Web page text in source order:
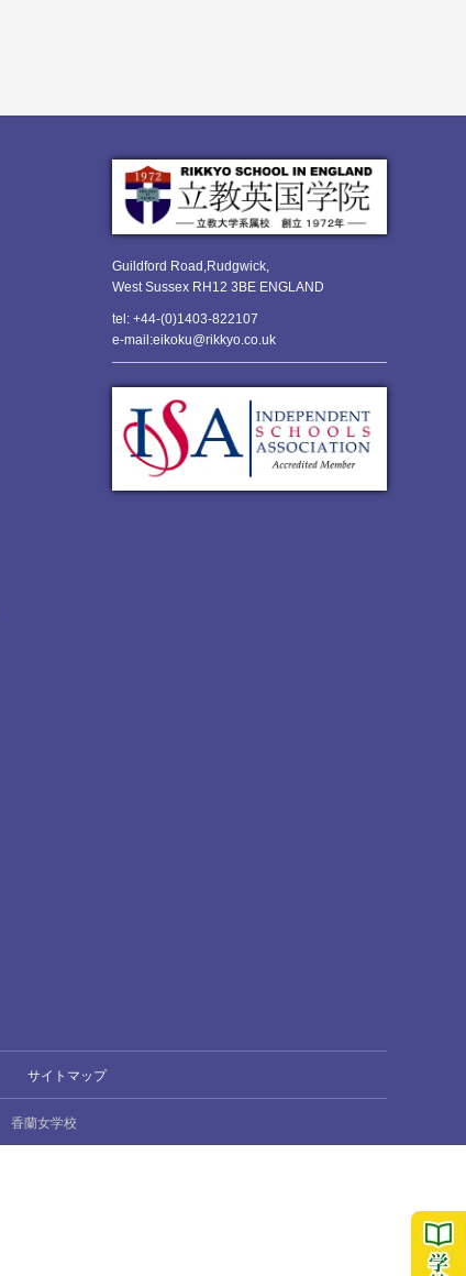
Guildford Road,Rudgwick,
West Sussex RH12 3BE ENGLAND
tel: +44-(0)1403-822107
e-mail:eikoku@rikkyo.co.uk
サイトマップ
香蘭女学校